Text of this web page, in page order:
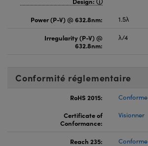
Power (P-V) @ 632.8nm: 1.5λ
Irregularity (P-V) @
632.8nm:
λ/4
Conformité réglementaire
RoHS 2015:
Conforme
Certificate of
Conformance:
Visionner
Reach 235: Conforme